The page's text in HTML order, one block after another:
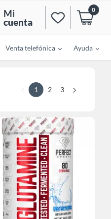
Mi
cuenta
0
Venta telefónica Ayuda
1 2 3